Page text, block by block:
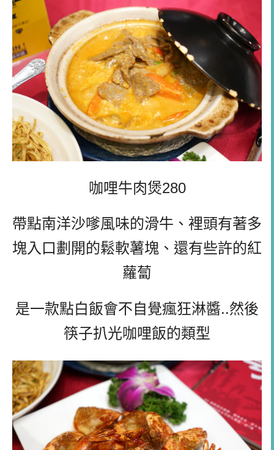
咖哩牛肉煲280
帶點南洋沙嗲風味的滑牛、裡頭有著多
塊入口劃開的鬆軟薯塊、還有些許的紅
蘿蔔
是一款點白飯會不自覺瘋狂淋醬..然後
筷子扒光咖哩飯的類型